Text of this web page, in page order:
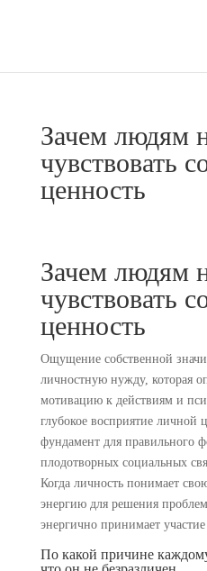
Зачем людям
чувствовать
ценность
Зачем людям
чувствовать
ценность
Ощущение собственной
личностную нужду, которая
мотивацию к действиям и
глубокое восприятие личной
фундамент для правильного
плодотворных социальных
Когда личность понимает
энергию для решения
энергично принимает
По какой причине